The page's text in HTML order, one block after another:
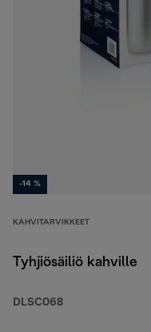
-14 %
KAHVITARVIKKEET
Tyhjiösäiliö kahville
DLSC068